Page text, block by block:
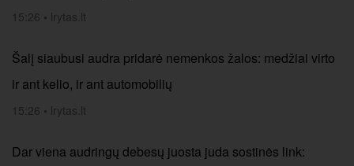
15:26 • lrytas.lt
Šalį siaubusi audra pridarė nemenkos žalos: medžiai virto
ir ant kelio, ir ant automobilių
15:26 • lrytas.lt
Dar viena audringų debesų juosta juda sostinės link: